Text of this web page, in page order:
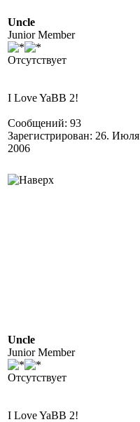
Uncle
Junior Member
Отсутствует
I Love YaBB 2!
Сообщений: 93
Зарегистрирован: 26. Июля
2006
Uncle
Junior Member
Отсутствует
I Love YaBB 2!